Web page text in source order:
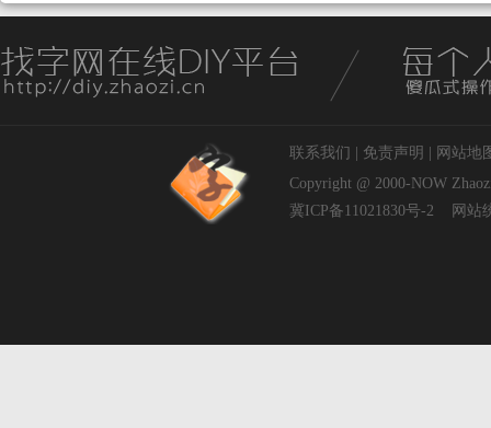
联系我们 免责声明
网站地
Copyright @ 2000-NOW
冀ICP备11021830号-2
网站